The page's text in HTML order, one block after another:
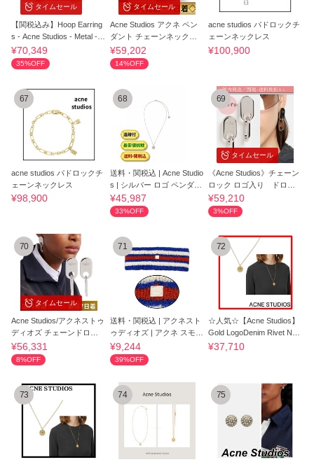
タイムセール
【関税込み】Hoop Earring
s - Acne Studios - Metal -
Gold
¥70,349
35%OFF
タイムセール
Acne Studios アクネ ペン
ダント チェーンネックレ
ス シルバー
¥59,202
14%OFF
acne studios パドロックチ
ェーンネックレス
¥100,900
67
acne studios パドロックチ
ェーンネックレス
¥98,900
68
送料・関税込 | Acne Studio
s | シルバー ロゴ ペンダン
ト ネッ
¥45,987
33%OFF
タイムセール
69
《Acne Studios》チェーン
ロック ロゴ入り ドロッ
プピアス
¥59,210
3%OFF
タイムセール
70
Acne Studios/アクネストゥ
ディオズ チェーンドロッ
プピアス
¥56,331
8%OFF
71
送料・関税込 | アクネスト
ゥディオズ | アクネ スモー
ル フェイ
¥9,244
39%OFF
72
☆人気☆【Acne Studios】
Gold LogoDenim Rivet Nec
klace☆
¥37,710
73 74 75